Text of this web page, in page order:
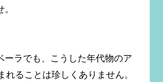
ーラでも、こうした年代物のア
れることは珍しくありません。